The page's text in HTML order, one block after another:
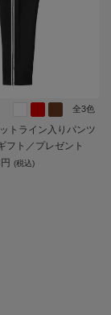
全3色
トライン入りパンツ
フト／プレゼント
(税込)